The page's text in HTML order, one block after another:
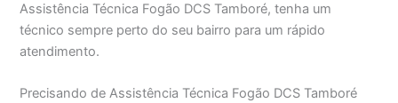
Assistência Técnica Fogão DCS Tamboré, tenha um
técnico sempre perto do seu bairro para um rápido
atendimento.
Precisando de Assistência Técnica Fogão DCS Tamboré